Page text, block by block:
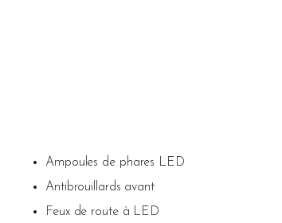
Ampoules de phares LED
Antibrouillards avant
Feux de route à LED